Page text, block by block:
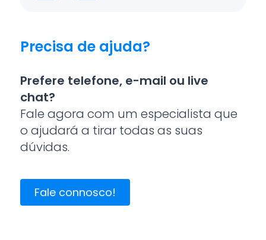
Precisa de ajuda?
Prefere telefone, e-mail ou live
chat?
Fale agora com um especialista que
o ajudará a tirar todas as suas
dúvidas.
Fale connosco!